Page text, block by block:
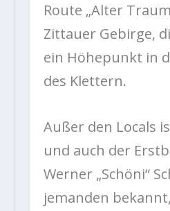
Route „Alter
Zittauer Gebirge,
ein Höhepunkt in
des Klettern.
Außer den Locals
und auch der
Werner „Schöni“
jemanden